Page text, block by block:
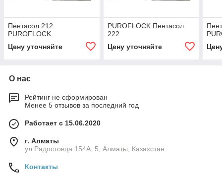
Пентасол 212
PUROFLOCK
Цену уточняйте
PUROFLOCK Пентасол
222
Цену уточняйте
О нас
Рейтинг не сформирован
Менее 5 отзывов за последний год
Работает с 15.06.2020
г. Алматы
ул.Радостовца 154А, 5, Алматы, Казахстан
Контакты